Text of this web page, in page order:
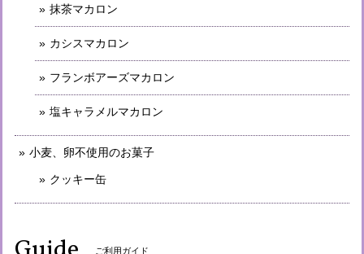
抹茶マカロン
カシスマカロン
フランボアーズマカロン
塩キャラメルマカロン
小麦、卵不使用のお菓子
クッキー缶
ご利用ガイド